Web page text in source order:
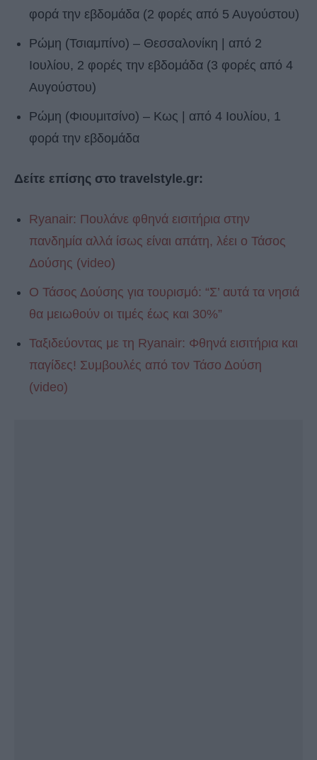
φορά την εβδομάδα (2 φορές από 5 Αυγούστου)
Ρώμη (Τσιαμπίνο) – Θεσσαλονίκη | από 2
Ιουλίου, 2 φορές την εβδομάδα (3 φορές από 4
Αυγούστου)
Ρώμη (Φιουμιτσίνο) – Κως | από 4 Ιουλίου, 1
φορά την εβδομάδα
Δείτε επίσης στο travelstyle.gr:
Ryanair: Πουλάνε φθηνά εισιτήρια στην
πανδημία αλλά ίσως είναι απάτη, λέει ο Τάσος
Δούσης (video)
O Τάσος Δούσης για τουρισμό: “Σ’ αυτά τα νησιά
θα μειωθούν οι τιμές έως και 30%”
Ταξιδεύοντας με τη Ryanair: Φθηνά εισιτήρια και
παγίδες! Συμβουλές από τον Τάσο Δούση
(video)